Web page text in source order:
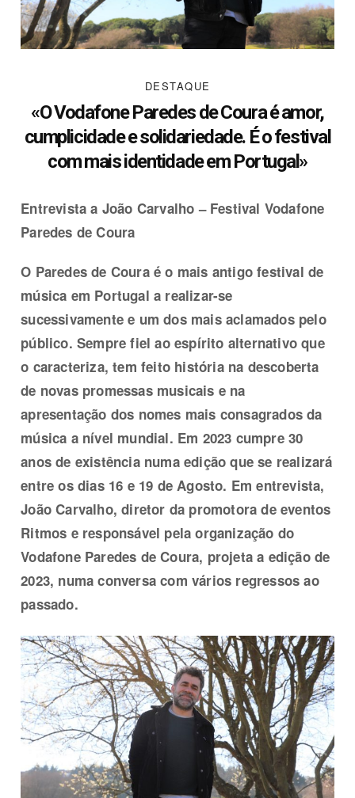
DESTAQUE
«O Vodafone Paredes de Coura é amor,
cumplicidade e solidariedade. É o festival
com mais identidade em Portugal»
Entrevista a João Carvalho – Festival Vodafone
Paredes de Coura
O Paredes de Coura é o mais antigo festival de
música em Portugal a realizar-se
sucessivamente e um dos mais aclamados pelo
público. Sempre fiel ao espírito alternativo que
o caracteriza, tem feito história na descoberta
de novas promessas musicais e na
apresentação dos nomes mais consagrados da
música a nível mundial. Em 2023 cumpre 30
anos de existência numa edição que se realizará
entre os dias 16 e 19 de Agosto. Em entrevista,
João Carvalho, diretor da promotora de eventos
Ritmos e responsável pela organização do
Vodafone Paredes de Coura, projeta a edição de
2023, numa conversa com vários regressos ao
passado.